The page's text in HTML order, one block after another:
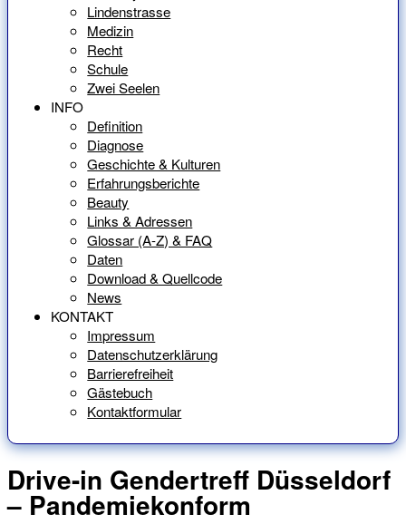
Lindenstrasse
Medizin
Recht
Schule
Zwei Seelen
INFO
Definition
Diagnose
Geschichte & Kulturen
Erfahrungsberichte
Beauty
Links & Adressen
Glossar (A-Z) & FAQ
Daten
Download & Quellcode
News
KONTAKT
Impressum
Datenschutzerklärung
Barrierefreiheit
Gästebuch
Kontaktformular
Drive-in Gendertreff Düsseldorf
– Pandemiekonform